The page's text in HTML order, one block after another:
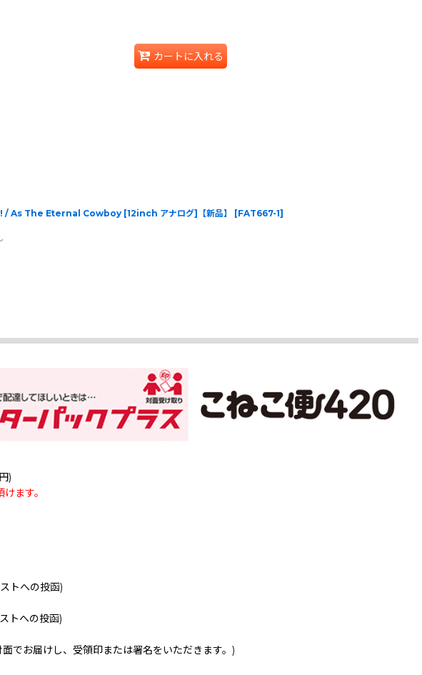
カートに入れる
As The Eternal Cowboy [12inch アナログ]【新品】 [FAT667-1]
)
ます。
トへの投函)
トへの投函)
でお届けし、受領印または署名をいただきます。)